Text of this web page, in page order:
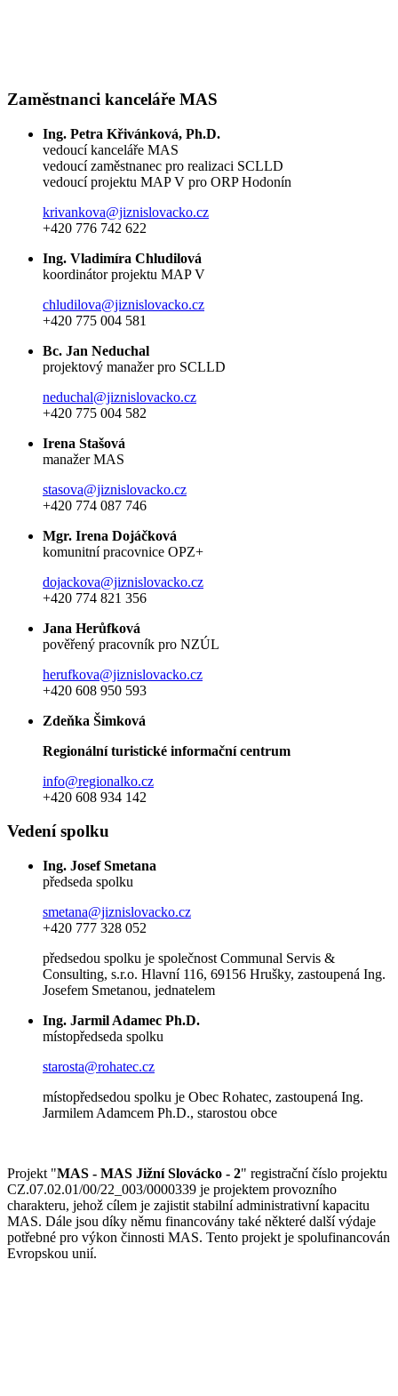
Zaměstnanci kanceláře MAS
Ing. Petra Křivánková, Ph.D.
vedoucí kanceláře MAS
vedoucí zaměstnanec pro realizaci SCLLD
vedoucí projektu MAP V pro ORP Hodonín
krivankova@jiznislovacko.cz
+420 776 742 622
Ing. Vladimíra Chludilová
koordinátor projektu MAP V
chludilova@jiznislovacko.cz
+420 775 004 581
Bc. Jan Neduchal
projektový manažer pro SCLLD
neduchal@jiznislovacko.cz
+420 775 004 582
Irena Stašová
manažer MAS
stasova@jiznislovacko.cz
+420 774 087 746
Mgr. Irena Dojáčková
komunitní pracovnice OPZ+
dojackova@jiznislovacko.cz
+420 774 821 356
Jana Herůfková
pověřený pracovník pro NZÚL
herufkova@jiznislovacko.cz
+420 608 950 593
Zdeňka Šimková
Regionální turistické informační centrum
info@regionalko.cz
+420 608 934 142
Vedení spolku
Ing. Josef Smetana
předseda spolku
smetana@jiznislovacko.cz
+420 777 328 052
předsedou spolku je společnost Communal Servis &
Consulting, s.r.o. Hlavní 116, 69156 Hrušky, zastoupená Ing.
Josefem Smetanou, jednatelem
Ing. Jarmil Adamec Ph.D.
místopředseda spolku
starosta@rohatec.cz
místopředsedou spolku je Obec Rohatec, zastoupená Ing.
Jarmilem Adamcem Ph.D., starostou obce
Projekt "MAS - MAS Jižní Slovácko - 2" registrační číslo projektu
CZ.07.02.01/00/22_003/0000339 je projektem provozního
charakteru, jehož cílem je zajistit stabilní administrativní kapacitu
MAS. Dále jsou díky němu financovány také některé další výdaje
potřebné pro výkon činnosti MAS. Tento projekt je spolufinancován
Evropskou unií.